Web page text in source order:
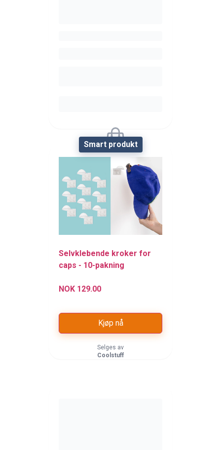
Sorry, the product is
currently unavailable.
Smart produkt
Selvklebende kroker for
caps - 10-pakning
NOK 129.00
Kjøp nå
Selges av
Coolstuff